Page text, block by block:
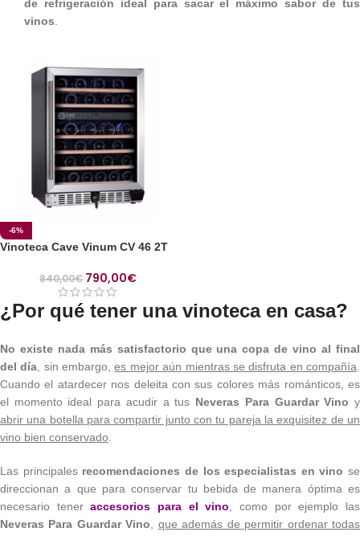
de refrigeración ideal para sacar el máximo sabor de tus
vinos
-6%
Vinoteca Cave Vinum CV 46 2T
840,00€ 790,00€
¿Por qué tener una vinoteca en casa?
No existe nada más satisfactorio que una copa de vino al final
del día , sin embargo,es mejor aún mientras se disfruta en compañía
Cuando el atardecer nos deleita con sus colores más románticos, es
el momento ideal para acudir a tus Neveras Para Guardar Vino y
abrir una botella para compartir junto con tu pareja la exquisitez de un
vino bien conservado
Las principales recomendaciones de los especialistas en vino se
direccionan a que para conservar tu bebida de manera óptima es
necesario teneraccesorios para el vino , como por ejemplo las
Neveras Para Guardar Vino
que además de permitir ordenar todas